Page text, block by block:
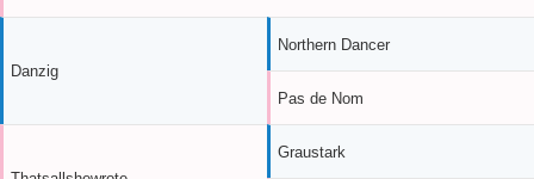
Danzig
Northern Dancer
Pas de Nom
Graustark